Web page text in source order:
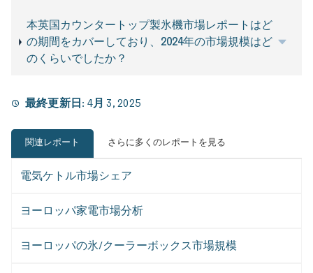
本英国カウンタートップ製氷機市場レポートはど
の期間をカバーしており、2024年の市場規模はど
のくらいでしたか？
最終更新日: 4月 3, 2025
関連レポート さらに多くのレポートを見る
電気ケトル市場シェア
ヨーロッパ家電市場分析
ヨーロッパの氷/クーラーボックス市場規模